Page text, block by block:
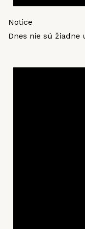
Notice
Dnes nie sú žiadne